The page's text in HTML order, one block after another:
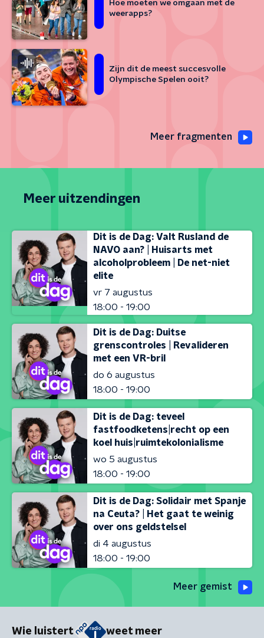
Hoe moeten we omgaan met de
weerapps?
Zijn dit de meest succesvolle
Olympische Spelen ooit?
Meer fragmenten
Meer uitzendingen
Dit is de Dag: Valt Rusland de
NAVO aan? | Huisarts met
alcoholprobleem | De net-niet
elite
vr 7 augustus
18:00 - 19:00
Dit is de Dag: Duitse
grenscontroles | Revalideren
met een VR-bril
do 6 augustus
18:00 - 19:00
Dit is de Dag: teveel
fastfoodketens|recht op een
koel huis|ruimtekolonialisme
wo 5 augustus
18:00 - 19:00
Dit is de Dag: Solidair met Spanje
na Ceuta? | Het gaat te weinig
over ons geldstelsel
di 4 augustus
18:00 - 19:00
Meer gemist
Wie luistert weet meer